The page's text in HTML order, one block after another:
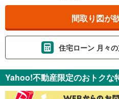
間取り図が
住宅ローン 月々
金利
Yahoo!不動産限定のおトクな